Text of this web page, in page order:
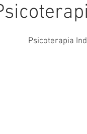
Psicoterapia